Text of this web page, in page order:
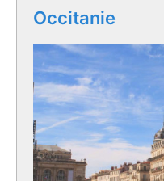
Occitanie